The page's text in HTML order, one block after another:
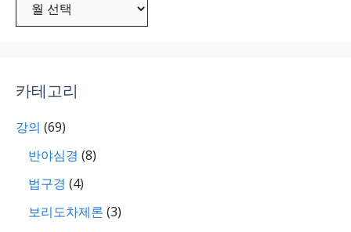
카테고리
강의 (69)
반야심경 (8)
법구경 (4)
보리도차제론 (3)